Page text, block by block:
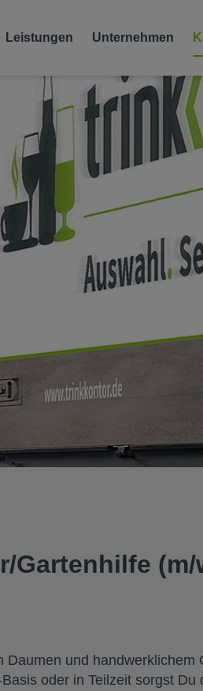
Leistungen Unternehmen
Gartenhilfe (m/
und handwerklichem
oder in Teilzeit sorgst Du